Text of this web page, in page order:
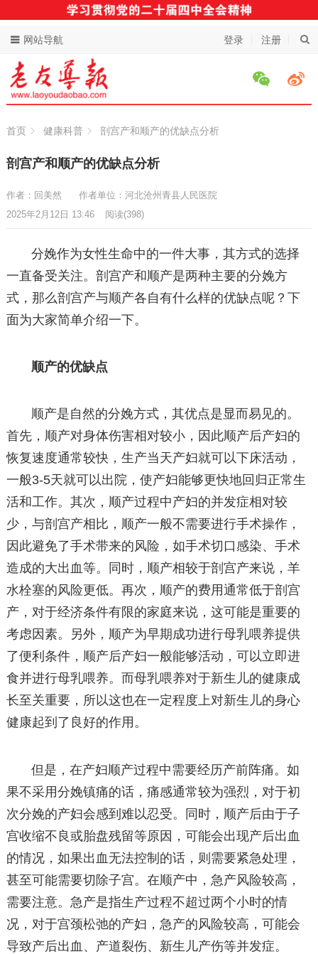
登录 注册
网站导航
首页 健康科普 剖宫产和顺产的优缺点分析
剖宫产和顺产的优缺点分析
作者：回美然
作者单位：河北沧州青县人民医院
2025年2月12日 13:46
阅读(398)
分娩作为女性生命中的一件大事，其方式的选择
一直备受关注。剖宫产和顺产是两种主要的分娩方
式，那么剖宫产与顺产各自有什么样的优缺点呢？下
面为大家简单介绍一下。
顺产的优缺点
顺产是自然的分娩方式，其优点是显而易见的。
首先，顺产对身体伤害相对较小，因此顺产后产妇的
恢复速度通常较快，生产当天产妇就可以下床活动，
一般3-5天就可以出院，使产妇能够更快地回归正常生
活和工作。其次，顺产过程中产妇的并发症相对较
少，与剖宫产相比，顺产一般不需要进行手术操作，
因此避免了手术带来的风险，如手术切口感染、手术
造成的大出血等。同时，顺产相较于剖宫产来说，羊
水栓塞的风险更低。再次，顺产的费用通常低于剖宫
产，对于经济条件有限的家庭来说，这可能是重要的
考虑因素。另外，顺产为早期成功进行母乳喂养提供
了便利条件，顺产后产妇一般能够活动，可以立即进
食并进行母乳喂养。而母乳喂养对于新生儿的健康成
长至关重要，所以这也在一定程度上对新生儿的身心
健康起到了良好的作用。
但是，在产妇顺产过程中需要经历产前阵痛。如
果不采用分娩镇痛的话，痛感通常较为强烈，对于初
次分娩的产妇会感到难以忍受。同时，顺产后由于子
宫收缩不良或胎盘残留等原因，可能会出现产后出血
的情况，如果出血无法控制的话，则需要紧急处理，
甚至可能需要切除子宫。在顺产中，急产风险较高，
需要注意。急产是指生产过程不超过两个小时的情
况，对于宫颈松弛的产妇，急产的风险较高，可能会
导致产后出血、产道裂伤、新生儿产伤等并发症。